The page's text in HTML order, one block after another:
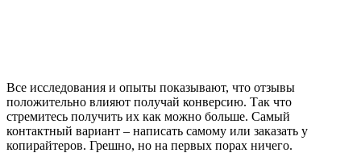
Все исследования и опыты показывают, что отзывы
положительно влияют получай конверсию. Так что
стремитесь получить их как можно больше. Самый
контактный вариант – написать самому или заказать у
копирайтеров. Грешно, но на первых порах ничего.